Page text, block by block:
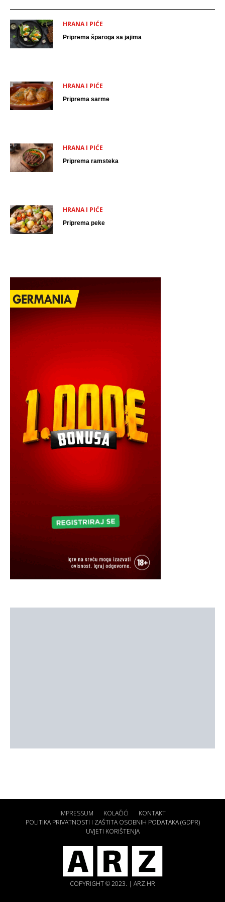
HRANA I PIĆE
Priprema šparoga sa jajima
HRANA I PIĆE
Priprema sarme
HRANA I PIĆE
Priprema ramsteka
HRANA I PIĆE
Priprema peke
IMPRESSUM KOLAČIĆI
KONTAKT
POLITIKA PRIVATNOSTI I ZAŠTITA OSOBNIH PODATAKA (GDPR)
UVJETI KORIŠTENJA
COPYRIGHT © 2023. | ARZ.HR